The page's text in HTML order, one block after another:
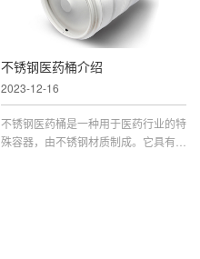
一、不锈钢化工桶的材质不锈钢化工桶
通常采用不锈钢作为主要材质，不锈钢
是一种耐腐蚀、不易生锈的金属...
不锈钢医药桶介绍
2023-12-16
不锈钢医药桶是一种用于医药行业的特
殊容器，由不锈钢材质制成。它具有耐